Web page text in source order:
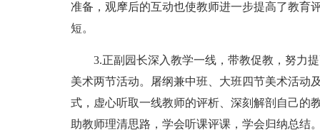
准备，观摩后的互动也使教师进一步提高了教育
短。
3.正副园长深入教学一线，带教促教，努力
美术两节活动。屠纲兼中班、大班四节美术活动
式，虚心听取一线教师的评析、深刻解剖自己的
助教师理清思路，学会听课评课，学会归纳总结